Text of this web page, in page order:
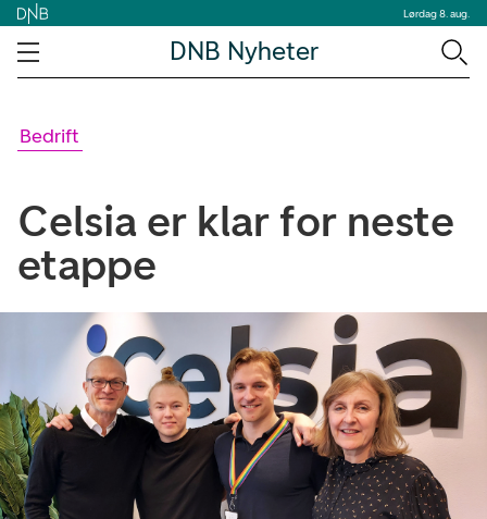
Lørdag 8. aug.
DNB Nyheter
Bedrift
Celsia er klar for neste
etappe